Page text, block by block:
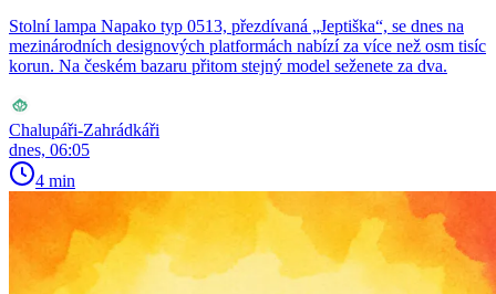
Stolní lampa Napako typ 0513, přezdívaná „Jeptiška“, se dnes na
mezinárodních designových platformách nabízí za více než osm tisíc
korun. Na českém bazaru přitom stejný model seženete za dva.
Chalupáři-Zahrádkáři
dnes, 06:05
4 min